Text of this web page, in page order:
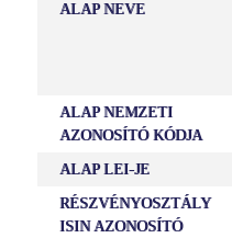
ALAP NEVE
ALAP NEMZETI
AZONOSÍTÓ KÓDJA
ALAP LEI-JE
RÉSZVÉNYOSZTÁLY
ISIN AZONOSÍTÓ